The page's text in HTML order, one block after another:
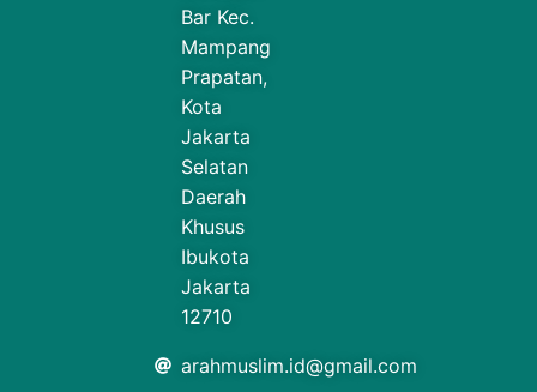
Bar Kec.
Mampang
Prapatan,
Kota
Jakarta
Selatan
Daerah
Khusus
Ibukota
Jakarta
12710
arahmuslim.id@gmail.com